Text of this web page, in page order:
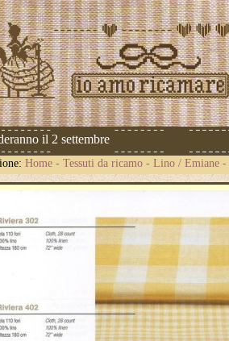
il 2 settembre
Home - Tessuti da ricamo - Lino / Emiane -